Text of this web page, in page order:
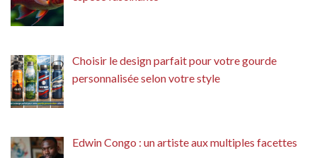
Choisir le design parfait pour votre gourde
personnalisée selon votre style
Edwin Congo : un artiste aux multiples facettes